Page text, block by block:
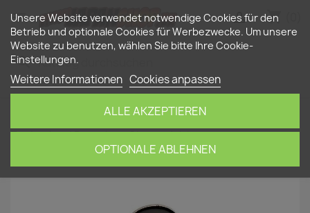
 shopping_cart

search
Zauberland Brosche - Ohngesicht
Unsere Website verwendet notwendige Cookies für den
Betrieb und optionale Cookies für Werbezwecke. Um unsere
Website zu benutzen, wählen Sie bitte Ihre Cookie-
Einstellungen.
Weitere Informationen Cookies anpassen
OPTIONALE ABLEHNEN
ALLE AKZEPTIEREN